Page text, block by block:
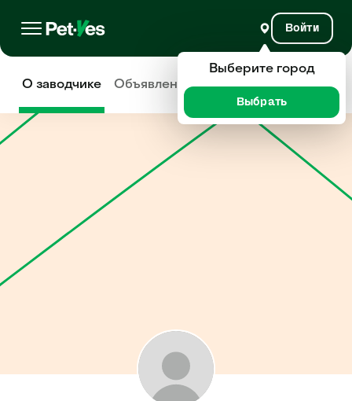
Войти
О заводчике Объявления Отзывы
Выберите город
Выбрать